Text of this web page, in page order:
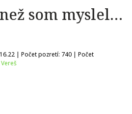
som myslel…
16.22 | Počet pozretí: 740 | Počet